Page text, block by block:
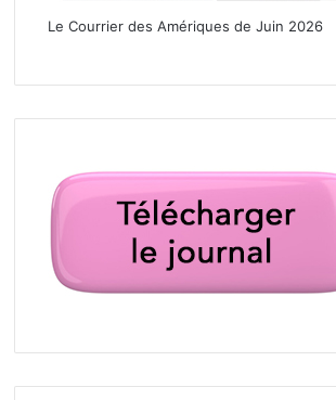
Le Courrier des Amériques de Juin 2026